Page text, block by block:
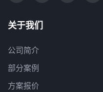
关于我们
公司简介
部分案例
方案报价